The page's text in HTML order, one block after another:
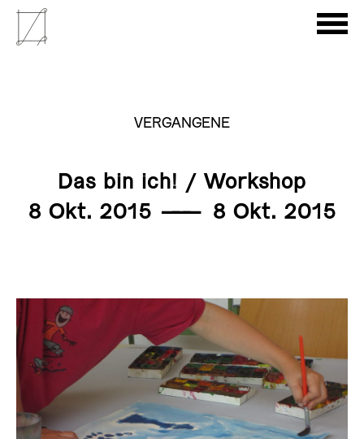
VERGANGENE
Das bin ich! / Workshop
8 Okt. 2015 ——— 8 Okt. 2015